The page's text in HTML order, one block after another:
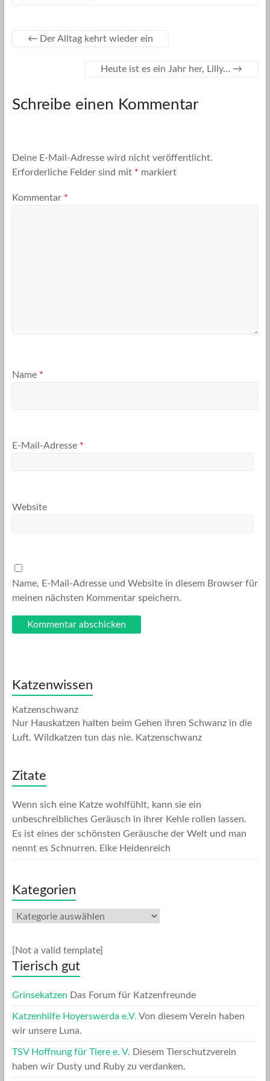
← Der Alltag kehrt wieder ein
Heute ist es ein Jahr her, Lilly… →
Schreibe einen Kommentar
Deine E-Mail-Adresse wird nicht veröffentlicht.
Erforderliche Felder sind mit * markiert
Kommentar *
Name *
E-Mail-Adresse *
Website
Name, E-Mail-Adresse und Website in diesem Browser für
meinen nächsten Kommentar speichern.
Katzenwissen
Katzenschwanz
Nur Hauskatzen halten beim Gehen ihren Schwanz in die
Luft. Wildkatzen tun das nie. Katzenschwanz
Zitate
Wenn sich eine Katze wohlfühlt, kann sie ein
unbeschreibliches Geräusch in ihrer Kehle rollen lassen.
Es ist eines der schönsten Geräusche der Welt und man
nennt es Schnurren. Elke Heidenreich
Kategorien
Kategorien
[Not a valid template]
Tierisch gut
Grinsekatzen Das Forum für Katzenfreunde
Katzenhilfe Hoyerswerda e.V. Von diesem Verein haben
wir unsere Luna.
TSV Hoffnung für Tiere e. V. Diesem Tierschutzverein
haben wir Dusty und Ruby zu verdanken.